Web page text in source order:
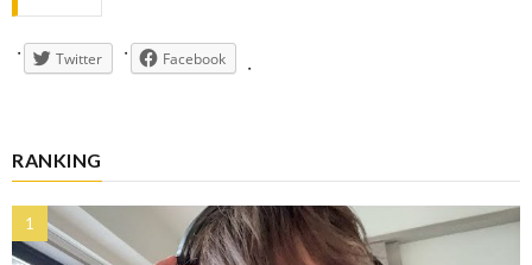
Twitter Facebook
RANKING